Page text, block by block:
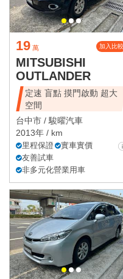
19 萬 加入比較
MITSUBISHI
OUTLANDER
定速 盲點 摸門啟動 超大
空間
台中市 /駿曜汽車
2013年 / km
里程保證
實車實價
友善試車
非多元化營業用車